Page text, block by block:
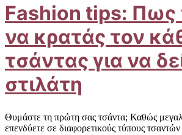
Fashion tips: Πως
να κρατάς τον
τσάντας για να
στιλάτη
Θυμάστε τη πρώτη σας τσάντα; Καθώς
επενδύετε σε διαφορετικούς τύπους